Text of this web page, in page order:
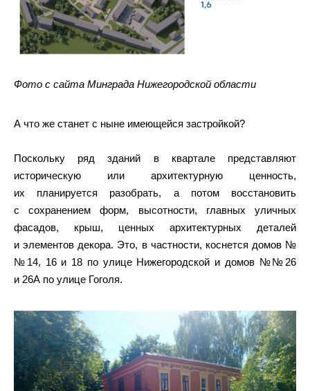
Фото с сайта Минграда Нижегородской области
А что же станет с ныне имеющейся застройкой?
Поскольку ряд зданий в квартале представляют
историческую или архитектурную ценность,
их планируется разобрать, а потом восстановить
с сохранением форм, высотности, главных уличных
фасадов, крыш, ценных архитектурных деталей
и элементов декора. Это, в частности, коснется домов №
№14, 16 и 18 по улице Нижегородской и домов №№26
и 26А по улице Гоголя.